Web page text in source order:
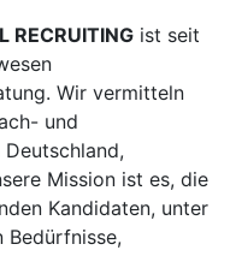
RECRUITING ist seit
Wir vermitteln
und
Mission ist es, die
Kandidaten, unter
Bedürfnisse,